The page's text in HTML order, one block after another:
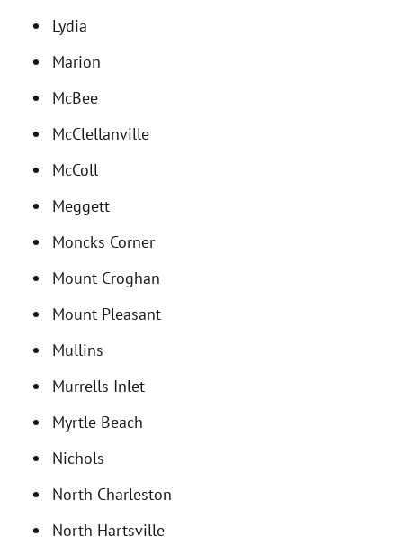
Lydia
Marion
McBee
McClellanville
McColl
Meggett
Moncks Corner
Mount Croghan
Mount Pleasant
Mullins
Murrells Inlet
Myrtle Beach
Nichols
North Charleston
North Hartsville